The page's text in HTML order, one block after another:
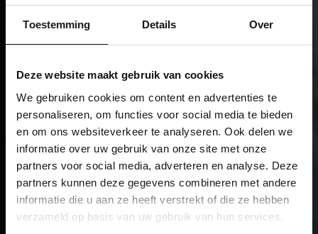
Toestemming Details Over
Deze website maakt gebruik van cookies
We gebruiken cookies om content en advertenties te
personaliseren, om functies voor social media te bieden
en om ons websiteverkeer te analyseren. Ook delen we
informatie over uw gebruik van onze site met onze
partners voor social media, adverteren en analyse. Deze
partners kunnen deze gegevens combineren met andere
informatie die u aan ze heeft verstrekt of die ze hebben
verzameld op basis van uw gebruik van hun services.